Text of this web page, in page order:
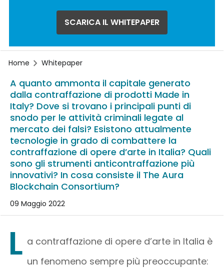
SCARICA IL WHITEPAPER
Home Whitepaper
A quanto ammonta il capitale generato
dalla contraffazione di prodotti Made in
Italy? Dove si trovano i principali punti di
snodo per le attività criminali legate al
mercato dei falsi? Esistono attualmente
tecnologie in grado di combattere la
contraffazione di opere d’arte in Italia? Quali
sono gli strumenti anticontraffazione più
innovativi? In cosa consiste il The Aura
Blockchain Consortium?
09 Maggio 2022
L a contraffazione di opere d’arte in Italia è
un fenomeno sempre più preoccupante: